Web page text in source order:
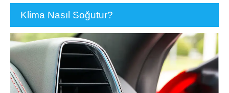
Klima Nasıl Soğutur?